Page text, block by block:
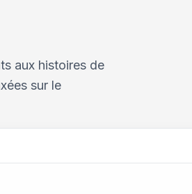
aux histoires de
sur le